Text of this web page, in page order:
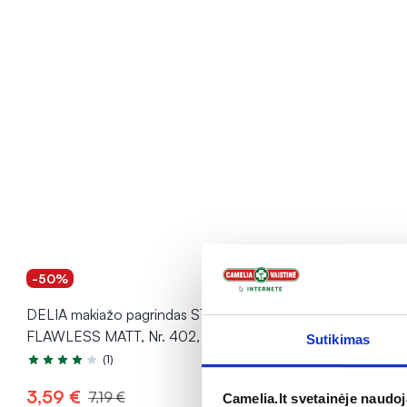
Sutikimas
Camelia.lt svetainėje
-50%
DELIA makiažo pagrindas STAY
FLAWLESS MATT, Nr. 402, 30 ml
Įvertinimas 4.0 iš 5
(1)
3,59 € 7,19 €
DELIA
3,59 €